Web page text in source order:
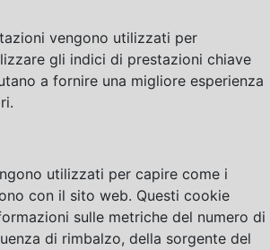
vengono utilizzati per
gli indici di prestazioni chiave
a fornire una migliore esperienza
utilizzati per capire come i
con il sito web. Questi cookie
sulle metriche del numero di
di rimbalzo, della sorgente del